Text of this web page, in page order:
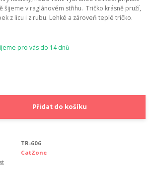
šijeme v raglánovém střihu. Tričko krásně pruží,
z licu i z rubu. Lehké a zároveň teplé tričko.
pro vás do 14 dnů
Přidat do košíku
TR-606
CatZone